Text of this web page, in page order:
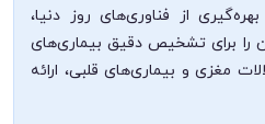
از فناوری‌های روز دنیا،
را برای تشخیص دقیق بیماری‌های
مغزی و بیماری‌های قلبی، ارائه